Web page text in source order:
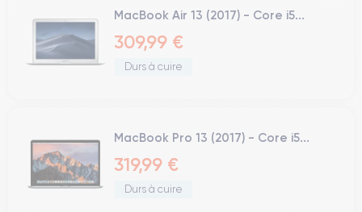
MacBook Air 13 (2017) - Core i5...
309,99 €
Durs à cuire
MacBook Pro 13 (2017) - Core i5...
319,99 €
Durs à cuire